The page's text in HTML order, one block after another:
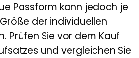
Passform kann jedoch je
der individuellen
Prüfen Sie vor dem Kauf
und vergleichen Sie